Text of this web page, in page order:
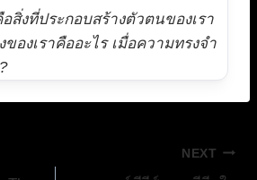
สิ่งที่ประกอบสร้างตัวตนของเรา
องเราคืออะไร เมื่อความทรงจำ
NEXT